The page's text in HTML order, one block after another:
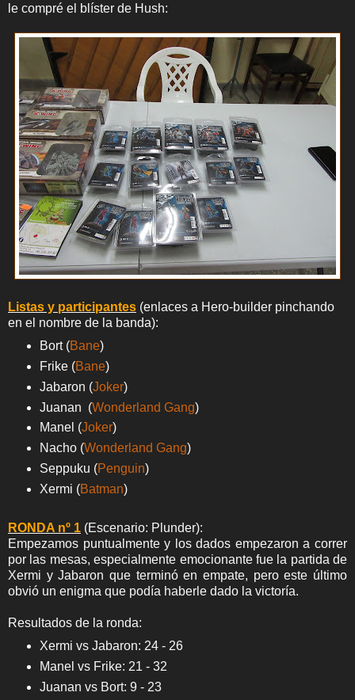
le compré el blíster de Hush:
Listas y participantes (enlaces a Hero-builder pinchando
en el nombre de la banda):
Bort (Bane)
Frike (Bane)
Jabaron (Joker)
Juanan (Wonderland Gang)
Manel (Joker)
Nacho (Wonderland Gang)
Seppuku (Penguin)
Xermi (Batman)
RONDA nº 1 (Escenario: Plunder):
Empezamos puntualmente y los dados empezaron a correr
por las mesas, especialmente emocionante fue la partida de
Xermi y Jabaron que terminó en empate, pero este último
obvió un enigma que podía haberle dado la victoría.
Resultados de la ronda:
Xermi vs Jabaron: 24 - 26
Manel vs Frike: 21 - 32
Juanan vs Bort: 9 - 23